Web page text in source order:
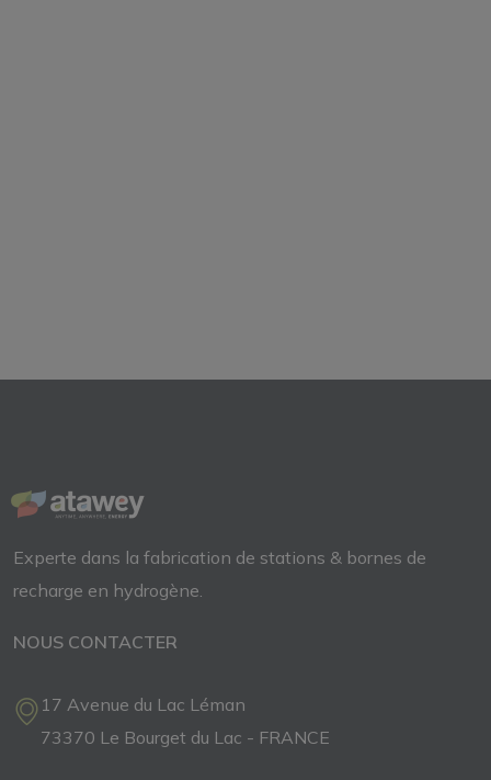
Experte dans la fabrication de stations & bornes de
recharge en hydrogène.
NOUS CONTACTER
17 Avenue du Lac Léman
73370 Le Bourget du Lac - FRANCE